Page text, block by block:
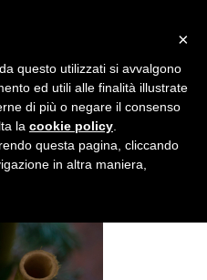
2018
nella pagina dedicata.
disabilitare il tracciamento di
e cookie policy
×
questo utilizzati si avvalgono
ed utili alle finalità illustrate
di più o negare il consenso
la cookie policy
questa pagina, cliccando
in altra maniera,